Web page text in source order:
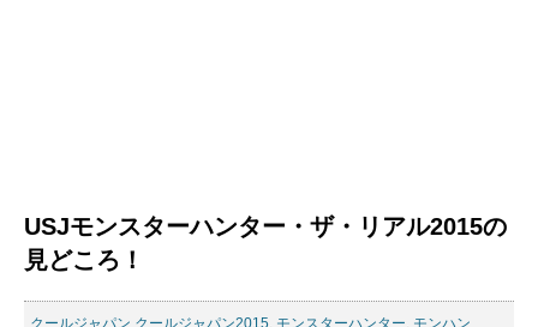
USJモンスターハンター・ザ・リアル2015の
見どころ！
クールジャパン クールジャパン2015, モンスターハンター, モンハン